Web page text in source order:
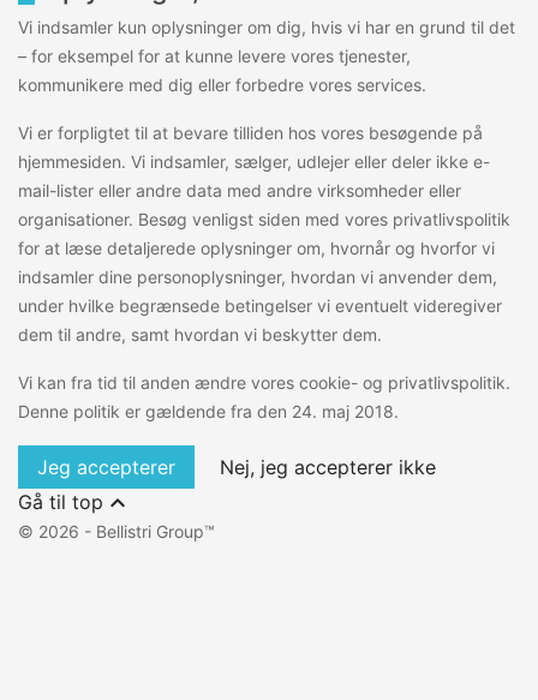
Vi indsamler kun oplysninger om dig, hvis vi har en grund til det
– for eksempel for at kunne levere vores tjenester,
kommunikere med dig eller forbedre vores services.
Vi er forpligtet til at bevare tilliden hos vores besøgende på
hjemmesiden. Vi indsamler, sælger, udlejer eller deler ikke e-
mail-lister eller andre data med andre virksomheder eller
organisationer. Besøg venligst siden med vores privatlivspolitik
for at læse detaljerede oplysninger om, hvornår og hvorfor vi
indsamler dine personoplysninger, hvordan vi anvender dem,
under hvilke begrænsede betingelser vi eventuelt videregiver
dem til andre, samt hvordan vi beskytter dem.
Vi kan fra tid til anden ændre vores cookie- og privatlivspolitik.
Denne politik er gældende fra den 24. maj 2018.
Jeg accepterer
Nej, jeg accepterer ikke
Gå til top 
© 2026 - Bellistri Group™